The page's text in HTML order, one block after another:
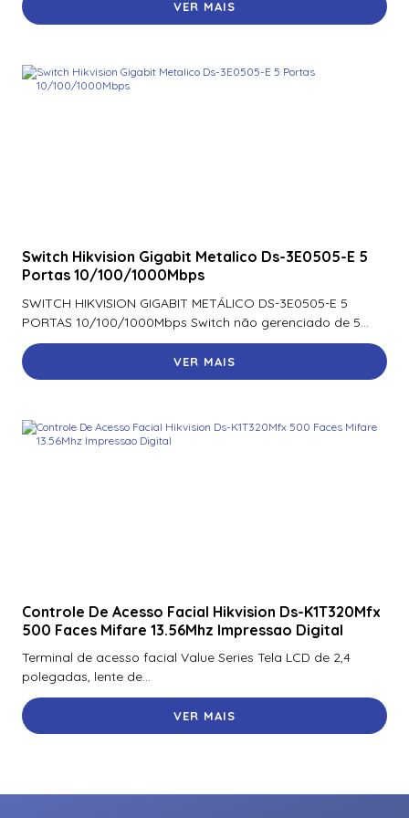
920Pmnnekea073 | Assa Abloy | Leitor De Proximidade
Rk40
921Nmnnekma002 | Assa Abloy | Leitor De Proximidade
Rk40
921Nsnnek20000 | Assa Abloy | Leitor De Proximidade
Rk40
Rk40 Se
36V Euv-150S036Sv-Kw01
Ah20W14 | Assa Abloy | Hub Para Interface De
Controladores Wiegand
Ah30R12 | Assa Abloy | Hub Para Interface De
Controladores Compatíveis Via Rs-485
VER MAIS
Switch Hikvision Gigabit Metalico Ds-3E0505-E 5
Portas 10/100/1000Mbps
SWITCH HIKVISION GIGABIT METÁLICO DS-3E0505-E 5
PORTAS 10/100/1000Mbps Switch não gerenciado de 5...
VER MAIS
Controle De Acesso Facial Hikvision Ds-K1T320Mfx
500 Faces Mifare 13.56Mhz Impressao Digital
Terminal de acesso facial Value Series Tela LCD de 2,4
polegadas, lente de...
VER MAIS